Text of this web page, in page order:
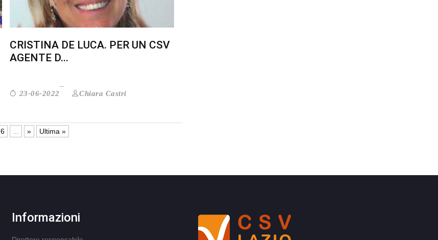
CRISTINA DE LUCA. PER UN CSV
AGENTE D...
23-06-2022 Chiara Castri
6 » Ultima »
Informazioni